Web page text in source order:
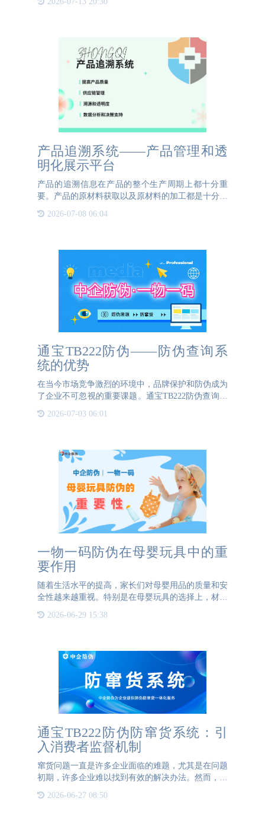
业亟需一种有效的防伪措施来保护其产品免受此类欺
产品追溯系统——产品管理和透
明化展示平台
产品的追溯信息在产品的整个生产周期上都十分重
要。产品的原材料获取以及原材料的加工都是十分重
要的信息，这样的信息既可以让企业进行产品制作环
节的记录也可以让消费者通过产品追溯系统查看产品
2026-07-08 06:04
通宝TB222防伪——防伪查询系
统的优势
在当今市场竞争激烈的环境中，品牌保护和防伪成为
了企业不可忽视的重要课题。通宝TB222防伪查询系
和全面的功能，为企业提供了强有力的支持，有效地
2026-07-03 06:01
一物一码防伪在母婴玩具中的重
要作用
随着生活水平的提高，家长们对母婴用品的质量和安
全性越来越重视。特别是在母婴玩具的选择上，材质
着大量的伪劣产品，这些产品的材质可能含有有害物
2026-06-29 15:38
通宝TB222防伪防窜货系统：引
入消费者监督机制
窜货问题一直是许多企业面临的难题，尤其是在问题
初期，许多企业难以找到有效的解决办法。然而，通
宝TB222防伪的防窜货系统提供了一种创新的解决方
案，通过赋予每件产品独一无二的二维码，实现了对
2026-06-27 08:50